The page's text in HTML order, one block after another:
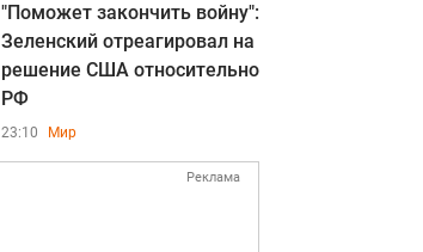
"Поможет закончить войну":
Зеленский отреагировал на
решение США относительно
РФ
23:10 Мир
Реклама